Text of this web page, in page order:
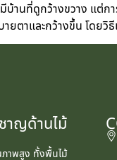
บ้านที่ดูกว้างขวาง แต่ก
ายตาและกว้างขึ้น โดยวิ
าญด้านไม้
าพสูง ทั้งพื้นไม้